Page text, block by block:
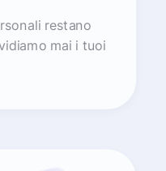
restano
mai i tuoi